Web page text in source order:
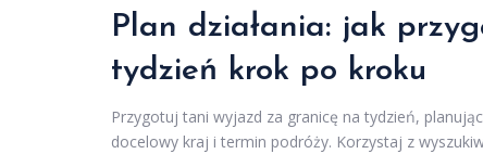
Plan działania: jak
tydzień krok po kroku
Przygotuj tani wyjazd za granicę na tydzień,
docelowy kraj i termin podróży. Korzystaj z